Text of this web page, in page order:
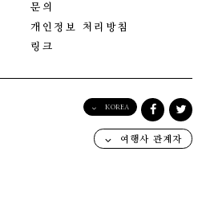
문의
개인정보 처리방침
링크
KOREA
English
여행사 관계자